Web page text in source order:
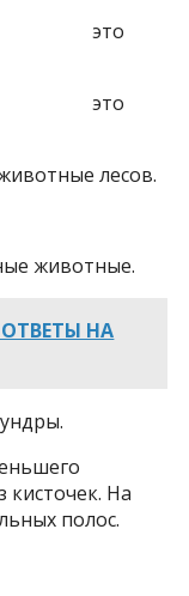
это
это
лесов.
животные.
НА
кисточек. На
полос.